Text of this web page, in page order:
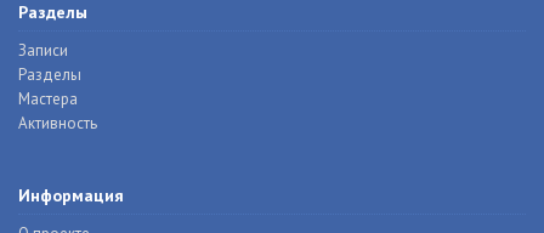
Разделы
Записи
Разделы
Мастера
Активность
Информация